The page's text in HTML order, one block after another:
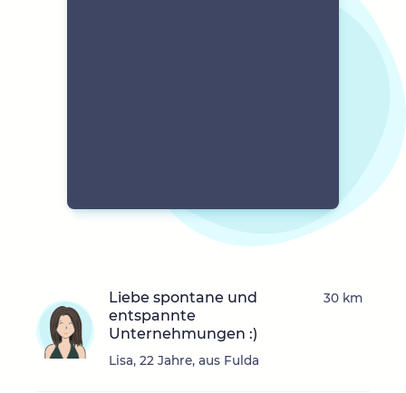
Liebe spontane und
entspannte
Unternehmungen :)
Lisa, 22 Jahre, aus Fulda
30 km